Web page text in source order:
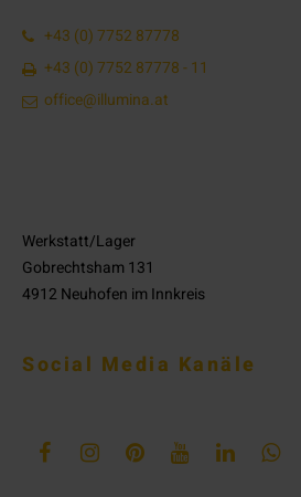
+43 (0) 7752 87778
+43 (0) 7752 87778 - 11
office@illumina.at
Werkstatt/Lager
Gobrechtsham 131
4912 Neuhofen im Innkreis
Social Media Kanäle